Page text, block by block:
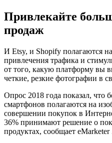
Привлекайте
продаж
И Etsy, и Shopify полагаются
привлечения трафика и
от того, какую платформу вы
четкие, резкие фотографии в
Опрос 2018 года показал, что
смартфонов полагаются на
совершении покупок в
36% принимают решение о
продуктах, сообщает eMarketer